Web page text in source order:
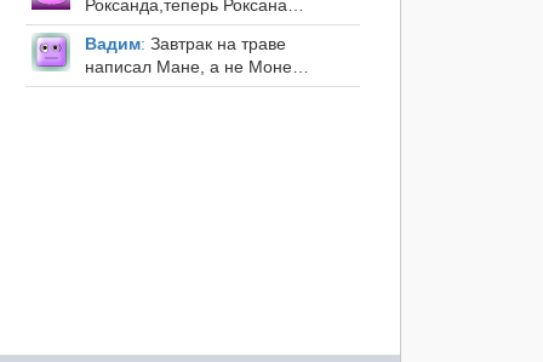
Роксанда,теперь Роксана…
Вадим: Завтрак на траве
написал Мане, а не Моне…